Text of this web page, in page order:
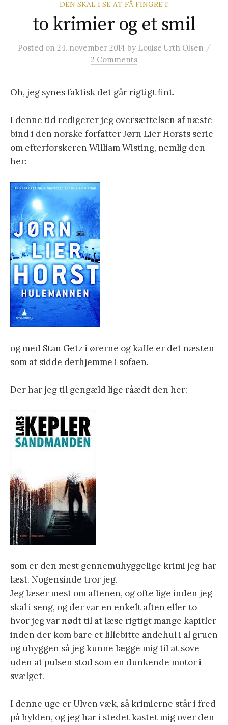
DEN SKAL I SE AT FÅ FINGRE I!
to krimier og et smil
Posted on 24. november 2014 by Louise Urth Olsen /
2 Comments
Oh, jeg synes faktisk det går rigtigt fint.
I denne tid redigerer jeg oversættelsen af næste
bind i den norske forfatter Jørn Lier Horsts serie
om efterforskeren William Wisting, nemlig den
her:
og med Stan Getz i ørerne og kaffe er det næsten
som at sidde derhjemme i sofaen.
Der har jeg til gengæld lige råædt den her:
som er den mest gennemuhyggelige krimi jeg har
læst. Nogensinde tror jeg.
Jeg læser mest om aftenen, og ofte lige inden jeg
skal i seng, og der var en enkelt aften eller to
hvor jeg var nødt til at læse rigtigt mange kapitler
inden der kom bare et lillebitte åndehul i al gruen
og uhyggen så jeg kunne lægge mig til at sove
uden at pulsen stod som en dunkende motor i
svælget.
I denne uge er Ulven væk, så krimierne står i fred
på hylden, og jeg har i stedet kastet mig over den